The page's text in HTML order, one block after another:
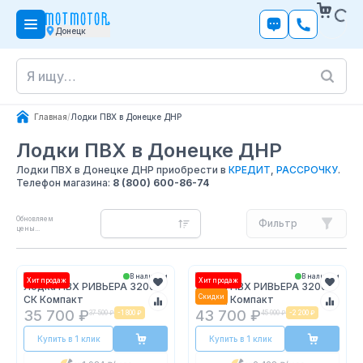
Донецк
Главная/Лодки ПВХ в Донецке ДНР
Лодки ПВХ в Донецке ДНР
Лодки ПВХ в Донецке ДНР приобрести в КРЕДИТ, РАССРОЧКУ.
Телефон магазина: 8 (800) 600-86-74
Обновляем
цены...
Фильтр
Хит продаж В наличии
Лодка ПВХ РИВЬЕРА 3200
СК Компакт
35 700 ₽37 500 ₽ -1 800 ₽
Купить в 1 клик
Хит продаж
Скидки
В наличии
Лодка ПВХ РИВЬЕРА 3200
НДНД Компакт
43 700 ₽45 900 ₽ -2 200 ₽
Купить в 1 клик